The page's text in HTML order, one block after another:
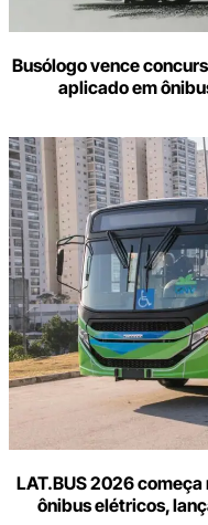
Busólogo vence
aplicado em
LAT.BUS 2026
ônibus elétricos,